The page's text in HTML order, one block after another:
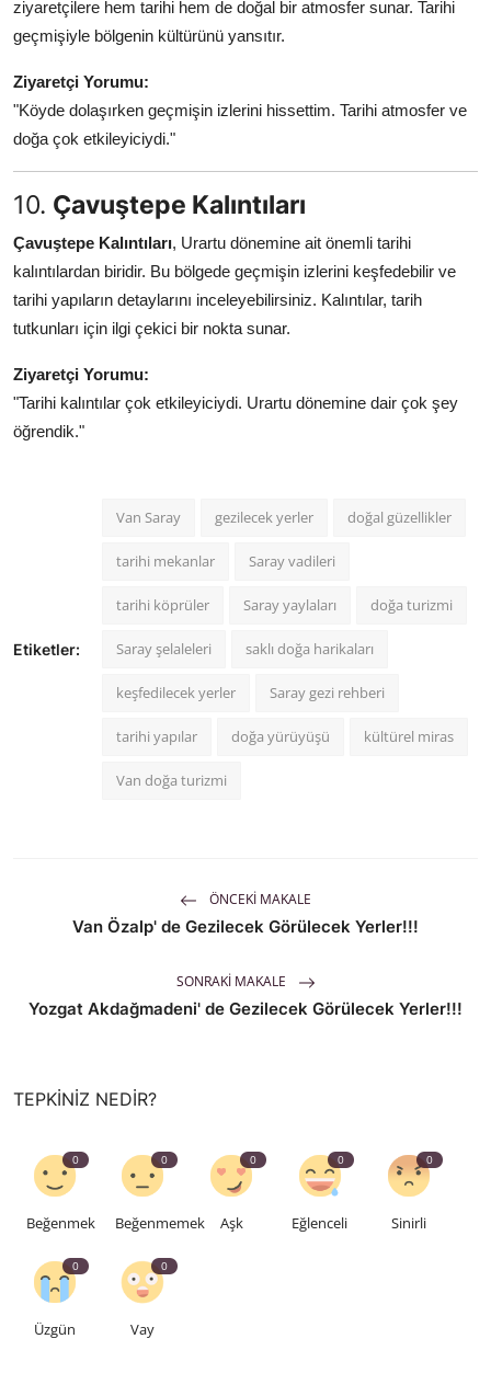
ziyaretçilere hem tarihi hem de doğal bir atmosfer sunar. Tarihi
geçmişiyle bölgenin kültürünü yansıtır.
Ziyaretçi Yorumu:
"Köyde dolaşırken geçmişin izlerini hissettim. Tarihi atmosfer ve
doğa çok etkileyiciydi."
10. Çavuştepe Kalıntıları
Çavuştepe Kalıntıları, Urartu dönemine ait önemli tarihi
kalıntılardan biridir. Bu bölgede geçmişin izlerini keşfedebilir ve
tarihi yapıların detaylarını inceleyebilirsiniz. Kalıntılar, tarih
tutkunları için ilgi çekici bir nokta sunar.
Ziyaretçi Yorumu:
"Tarihi kalıntılar çok etkileyiciydi. Urartu dönemine dair çok şey
öğrendik."
Etiketler:
Van Saray gezilecek yerler doğal güzellikler
tarihi mekanlar Saray vadileri
tarihi köprüler Saray yaylaları doğa turizmi
Saray şelaleleri saklı doğa harikaları
keşfedilecek yerler Saray gezi rehberi
tarihi yapılar doğa yürüyüşü kültürel miras
Van doğa turizmi
ÖNCEKI MAKALE
Van Özalp' de Gezilecek Görülecek Yerler!!!
SONRAKI MAKALE
Yozgat Akdağmadeni' de Gezilecek Görülecek Yerler!!!
TEPKINIZ NEDIR?
0
Beğenmek
0
Beğenmemek
0
Aşk
0
Eğlenceli
0
Sinirli
0
Üzgün
0
Vay